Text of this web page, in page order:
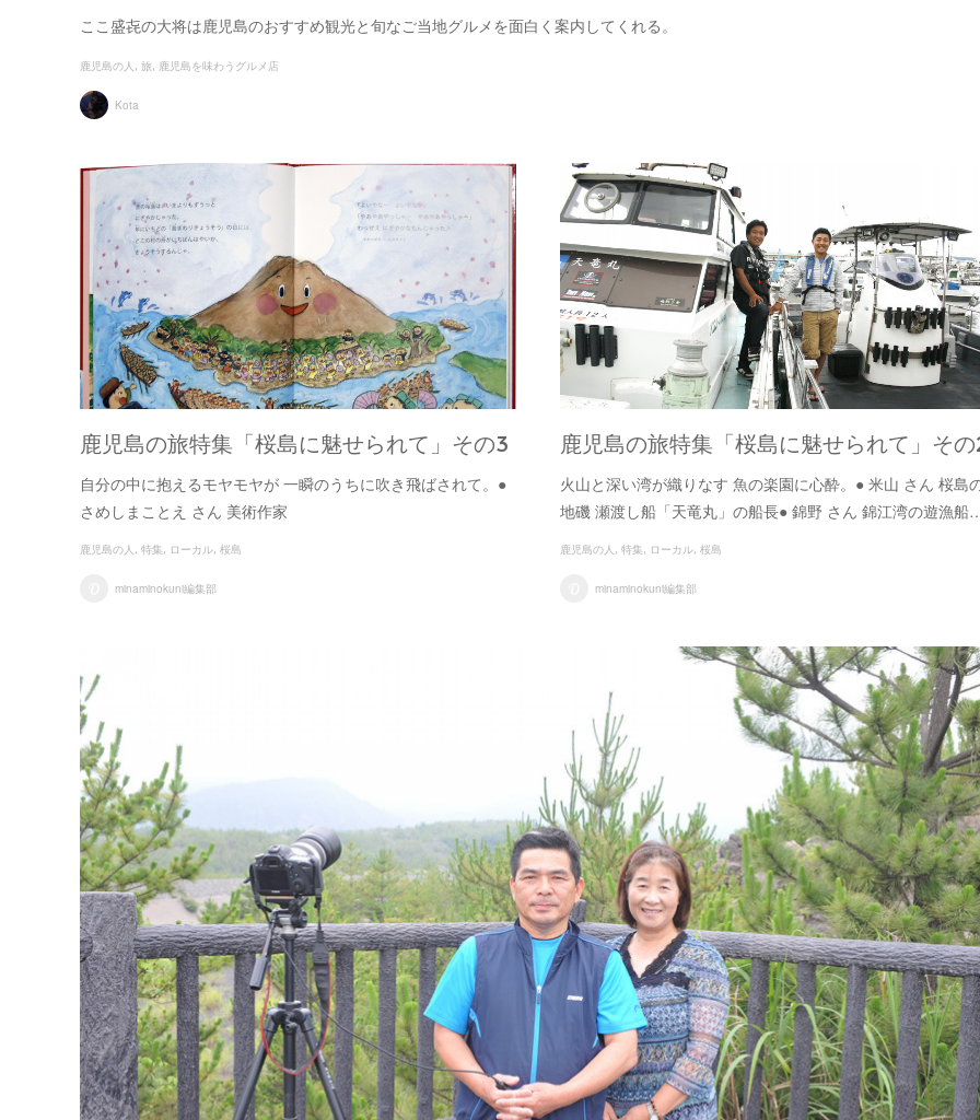
ここ盛㐂の大将は鹿児島のおすすめ観光と旬なご当地グルメを面白く案内してくれる。
鹿児島の人 旅 鹿児島を味わうグルメ店
Kota
鹿児島の旅特集「桜島に魅せられて」その3
自分の中に抱えるモヤモヤが 一瞬のうちに吹き飛ばされて。●
さめしまことえ さん 美術作家
鹿児島の人 特集 ローカル 桜島
minaminokuni編集部
鹿児島の旅特集「桜島に魅せられて」そ
火山と深い湾が織りなす 魚の楽園に心酔。● 米山 さん 桜島
地磯 瀬渡し船「天竜丸」の船長● 錦野 さん 錦江湾の遊漁船
鹿児島の人 特集 ローカル 桜島
minaminokuni編集部